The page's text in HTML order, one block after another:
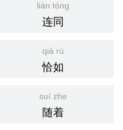
lián tóng
连同
qià rú
恰如
suí zhe
随着